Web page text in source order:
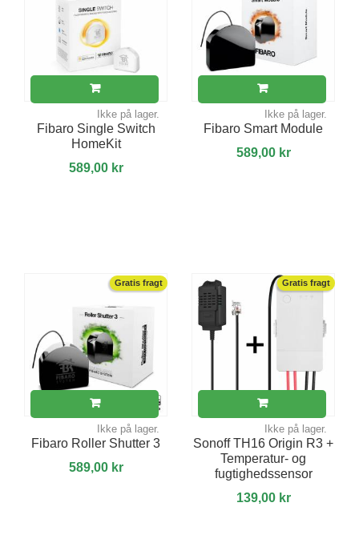
Ikke på lager.
Fibaro Single Switch
HomeKit
589,00 kr
Ikke på lager.
Fibaro Smart Module
589,00 kr
Gratis fragt
Ikke på lager.
Fibaro Roller Shutter 3
589,00 kr
Gratis fragt
Ikke på lager.
Sonoff TH16 Origin R3 +
Temperatur- og
fugtighedssensor
139,00 kr